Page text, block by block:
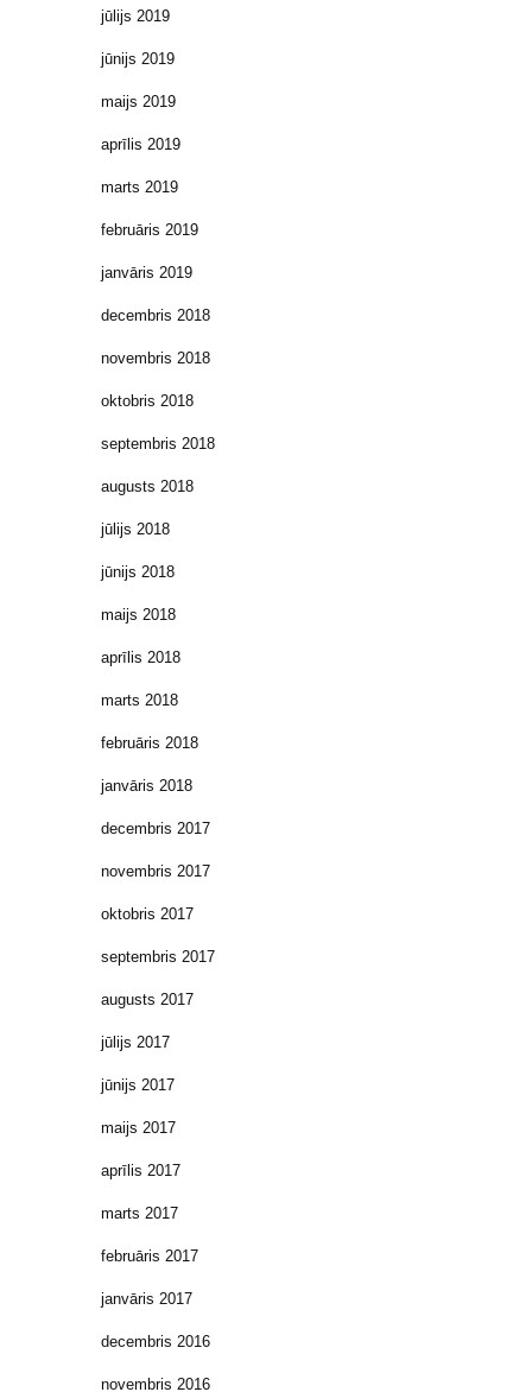
jūlijs 2019
jūnijs 2019
maijs 2019
aprīlis 2019
marts 2019
februāris 2019
janvāris 2019
decembris 2018
novembris 2018
oktobris 2018
septembris 2018
augusts 2018
jūlijs 2018
jūnijs 2018
maijs 2018
aprīlis 2018
marts 2018
februāris 2018
janvāris 2018
decembris 2017
novembris 2017
oktobris 2017
septembris 2017
augusts 2017
jūlijs 2017
jūnijs 2017
maijs 2017
aprīlis 2017
marts 2017
februāris 2017
janvāris 2017
decembris 2016
novembris 2016